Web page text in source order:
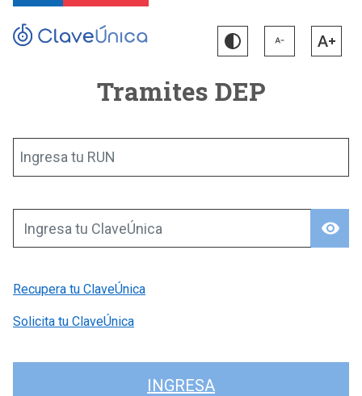
Tramites DEP
Ingresa tu RUN
visibility
Ingresa tu ClaveÚnica
Recupera tu ClaveÚnica
Solicita tu ClaveÚnica
INGRESA